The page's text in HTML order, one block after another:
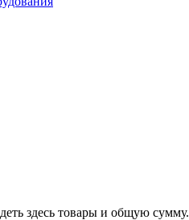
здесь товары и общую сумму.